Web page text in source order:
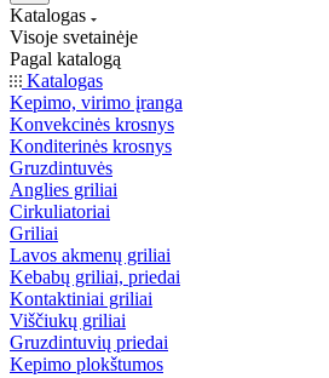
Katalogas
Visoje svetainėje
Pagal katalogą
Katalogas
Kepimo, virimo įranga
Konvekcinės krosnys
Konditerinės krosnys
Gruzdintuvės
Anglies griliai
Cirkuliatoriai
Griliai
Lavos akmenų griliai
Kebabų griliai, priedai
Kontaktiniai griliai
Viščiukų griliai
Gruzdintuvių priedai
Kepimo plokštumos